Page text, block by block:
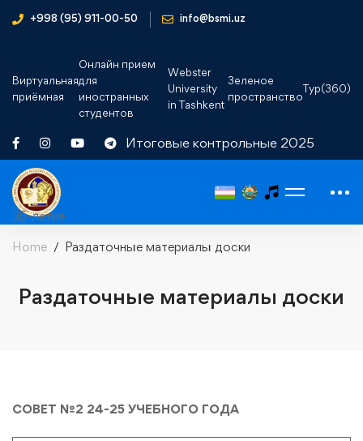
+998 (95) 911-00-50 info@bsmi.uz
Виртуальная
приёмная
Онлайн прием
для
иностранных
студентов
Webster
University
in Tashkent
Зеленое
пространство
Тур(360)
Итоговые контрольные 2025
35-летие
Home
Раздаточные материалы доски
Раздаточные материалы доски
СОВЕТ №2 24-25 УЧЕБНОГО ГОДА